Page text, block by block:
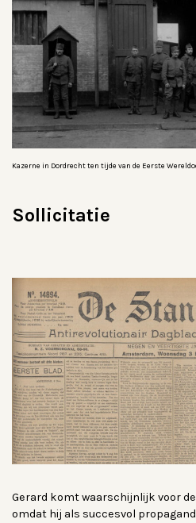
Kazerne in Dordrecht ten tijde van de Eerste
Sollicitatie
Gerard komt waarschijnlijk voor
omdat hij als succesvol